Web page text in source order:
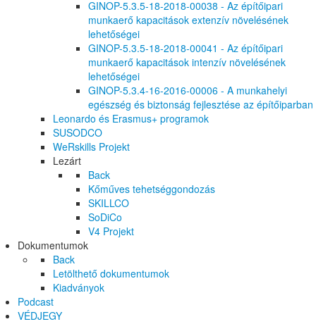
GINOP-5.3.5-18-2018-00038 - Az építőipari
munkaerő kapacitások extenzív növelésének
lehetőségei
GINOP-5.3.5-18-2018-00041 - Az építőipari
munkaerő kapacitások intenzív növelésének
lehetőségei
GINOP-5.3.4-16-2016-00006 - A munkahelyi
egészség és biztonság fejlesztése az építőiparban
Leonardo és Erasmus+ programok
SUSODCO
WeRskills Projekt
Lezárt
Back
Kőműves tehetséggondozás
SKILLCO
SoDiCo
V4 Projekt
Dokumentumok
Back
Letölthető dokumentumok
Kiadványok
Podcast
VÉDJEGY